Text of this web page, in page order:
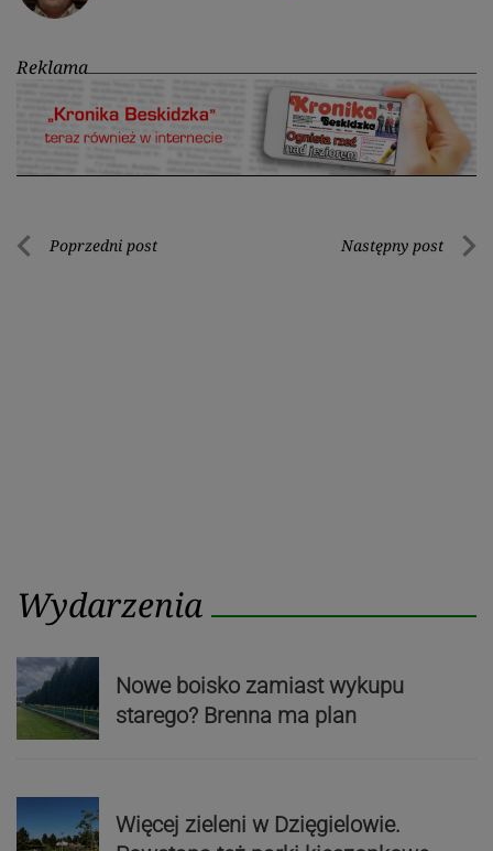
Reklama
Nawigacja
Poprzedni post Następny post
Wydarzenia
Nowe boisko zamiast wykupu
starego? Brenna ma plan
Więcej zieleni w Dzięgielowie.